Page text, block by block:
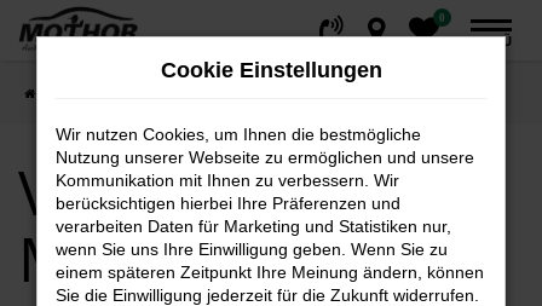
Zum
0
MENÜ
Verfügbare
Marken
Cookie Einstellungen
Wir nutzen Cookies, um Ihnen die bestmögliche
Nutzung unserer Webseite zu ermöglichen und unsere
Kommunikation mit Ihnen zu verbessern. Wir
berücksichtigen hierbei Ihre Präferenzen und
verarbeiten Daten für Marketing und Statistiken nur,
wenn Sie uns Ihre Einwilligung geben. Wenn Sie zu
einem späteren Zeitpunkt Ihre Meinung ändern, können
Sie die Einwilligung jederzeit für die Zukunft widerrufen.